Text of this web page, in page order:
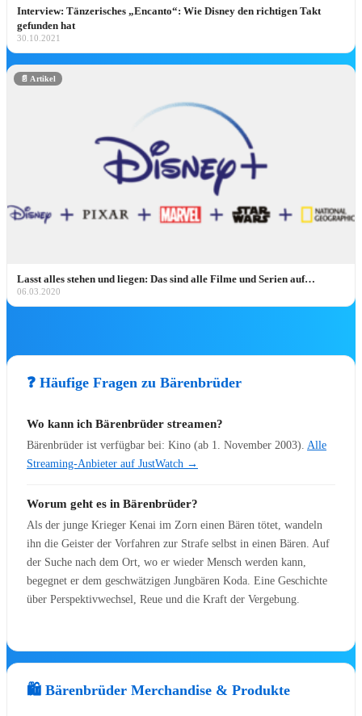
🎫 Attraktions-Tickets weltweit*
PARK-
Disney Pins August 2026: Alle
Paris Neuheiten
Disney Pin Neuheiten August 2026: alle
🎭 Disney Musicals
🎭 Die Schöne und das Biest
🎭 Der Glöckner von Notre Dame
Tarzan
🎭 Die Eiskönigin
🎭 Der König der Löwen
Interview: Tänzerisches „Encanto“: Wie Disney den richtigen Takt
gefunden hat
30.10.2021
📄 Artikel
Lasst alles stehen und liegen: Das sind alle Filme und Serien auf…
06.03.2020
❓ Häufige Fragen zu Bärenbrüder
Wo kann ich Bärenbrüder streamen?
Bärenbrüder ist verfügbar bei: Kino (ab 1. November 2003). Alle
Streaming-Anbieter auf JustWatch →
Worum geht es in Bärenbrüder?
Als der junge Krieger Kenai im Zorn einen Bären tötet, wandeln
ihn die Geister der Vorfahren zur Strafe selbst in einen Bären. Auf
der Suche nach dem Ort, wo er wieder Mensch werden kann,
begegnet er dem geschwätzigen Jungbären Koda. Eine Geschichte
über Perspektivwechsel, Reue und die Kraft der Vergebung.
🛍️ Bärenbrüder Merchandise & Produkte